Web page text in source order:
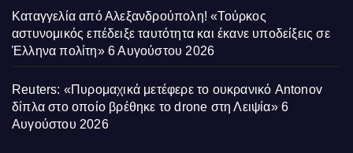
Καταγγελία από Αλεξανδρούπολη! «Τούρκος
αστυνομικός επέδειξε ταυτότητα και έκανε υποδείξεις σε
Έλληνα πολίτη» 6 Αυγούστου 2026
Reuters: «Πυρομαχικά μετέφερε το ουκρανικό Antonov
δίπλα στο οποίο βρέθηκε το drone στη Λειψία» 6
Αυγούστου 2026